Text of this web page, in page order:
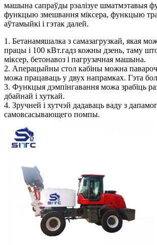
машына сапраўды рэалізуе шматмэтавыя
функцыю змешвання міксера, функцыю
аўтамыйкі і гэтак далей.
1. Бетанамяшалка з самазагрузкай, якая
працы і 100 кВт.гадз кожны дзень, таму
міксер, бетонавоз і пагрузачная машына.
2. Аперацыйны стол кабіны можна
можа працаваць у двух напрамках. Гэта
3. Функцыя дэмпінгавання можа зрабіць
дбайнай і хуткай.
4. Зручней і хутчэй дадаваць ваду з
самовсасывающего помпы.